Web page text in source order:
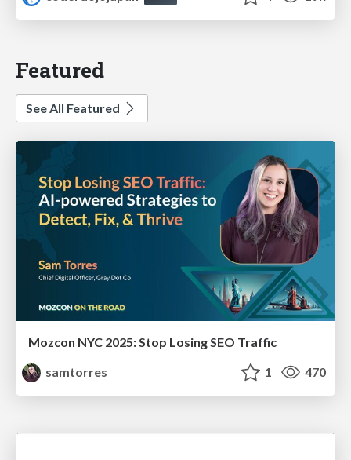
Featured
See All Featured
Mozcon NYC 2025: Stop Losing SEO Traffic
samtorres
1 470